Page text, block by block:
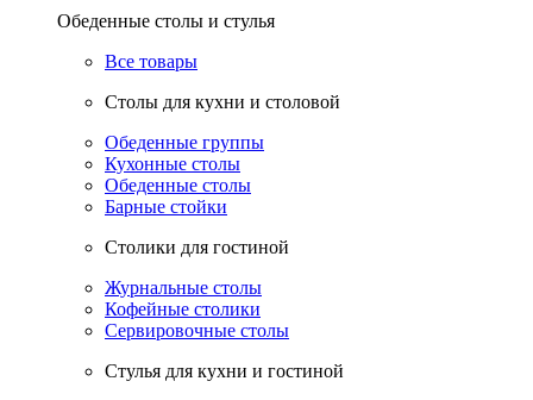
Обеденные столы и стулья
Все товары
Столы для кухни и столовой
Обеденные группы
Кухонные столы
Обеденные столы
Барные стойки
Столики для гостиной
Журнальные столы
Кофейные столики
Сервировочные столы
Стулья для кухни и гостиной